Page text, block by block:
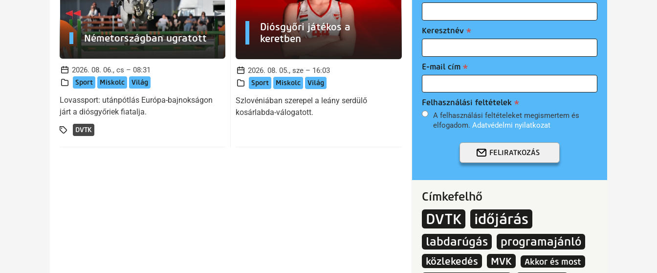
Németországban ugratott
2026. 08. 06., cs – 08:31
Sport Miskolc Világ
Lovassport: utánpótlás Európa-bajnokságon
járt a diósgyőriek fiatalja.
DVTK
Diósgyőri játékos a
keretben
2026. 08. 05., sze – 16:03
Sport Miskolc Világ
Szlovéniában szerepel a leány serdülő
kosárlabda-válogatott.
Keresztnév
E-mail cím
Felhasználási feltételek
A felhasználási feltételeket megismertem és
elfogadom. Adatvédelmi nyilatkozat
FELIRATKOZÁS
Címkefelhő
DVTK időjárás
labdarúgás programajánló
közlekedés MVK
Akkor és most